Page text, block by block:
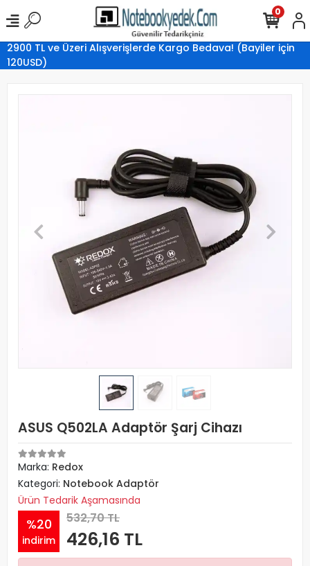
2900 TL ve Üzeri Alışverişlerde Kargo Bedava! (Bayiler için
120USD)
0
ASUS Q502LA Adaptör Şarj Cihazı
Marka: Redox
Kategori: Notebook Adaptör
Ürün Tedarik Aşamasında
%20
indirim
532,70 TL
426,16 TL